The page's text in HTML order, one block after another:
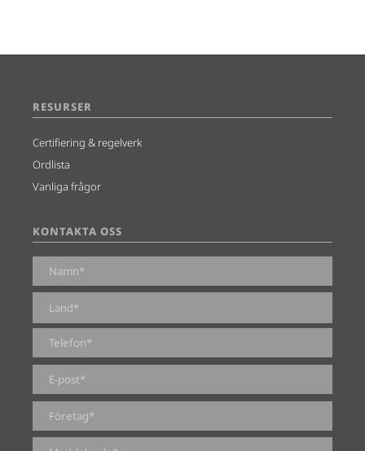
RESURSER
Certifiering & regelverk
Ordlista
Vanliga frågor
KONTAKTA OSS
0 av 2000 maximalt antal tecken